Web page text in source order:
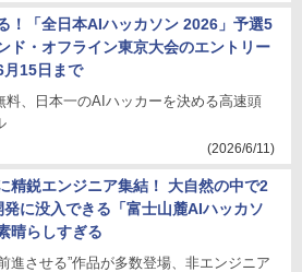
！「全日本AIハッカソン 2026」予選5
ド・オフライン東京大会のエントリー
月15日まで
料、日本一のAIハッカーを決める高速頭
(2026/6/11)
精鋭エンジニア集結！ 大自然の中で2
発に没入できる「富士山麓AIハッカソ
晴らしすぎる
進させる”作品が多数登場、非エンジニア